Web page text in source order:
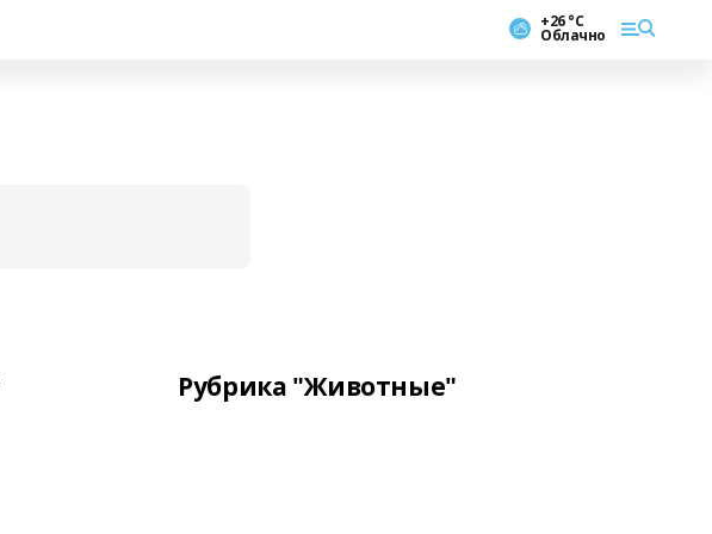
+26 °С
Облачно
Рубрика "Животные"